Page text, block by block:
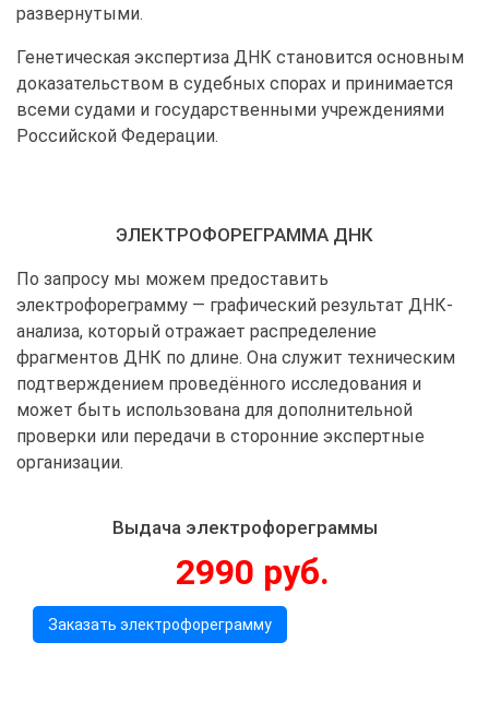
развернутыми.
Генетическая экспертиза ДНК становится основным
доказательством в судебных спорах и принимается
всеми судами и государственными учреждениями
Российской Федерации.
ЭЛЕКТРОФОРЕГРАММА ДНК
По запросу мы можем предоставить
электрофореграмму — графический результат ДНК-
анализа, который отражает распределение
фрагментов ДНК по длине. Она служит техническим
подтверждением проведённого исследования и
может быть использована для дополнительной
проверки или передачи в сторонние экспертные
организации.
Выдача электрофореграммы
2990 руб.
Заказать электрофореграмму